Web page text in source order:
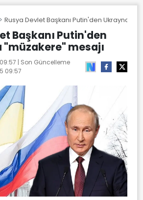
Rusya Devlet Başkanı Putin'den Ukrayna'ya
Başkanı Putin'den
mesajı
| Son Güncelleme
09:57